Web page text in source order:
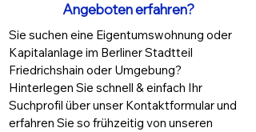
Angeboten erfahren?
Sie suchen eine Eigentumswohnung oder
Kapitalanlage im Berliner Stadtteil
Friedrichshain oder Umgebung?
Hinterlegen Sie schnell & einfach Ihr
Suchprofil über unser Kontaktformular und
erfahren Sie so frühzeitig von unseren